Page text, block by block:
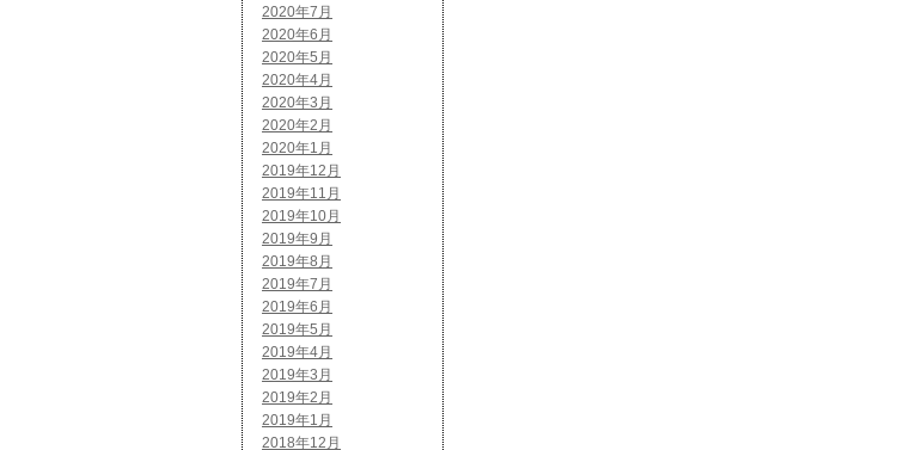
2020年7月
2020年6月
2020年5月
2020年4月
2020年3月
2020年2月
2020年1月
2019年12月
2019年11月
2019年10月
2019年9月
2019年8月
2019年7月
2019年6月
2019年5月
2019年4月
2019年3月
2019年2月
2019年1月
2018年12月